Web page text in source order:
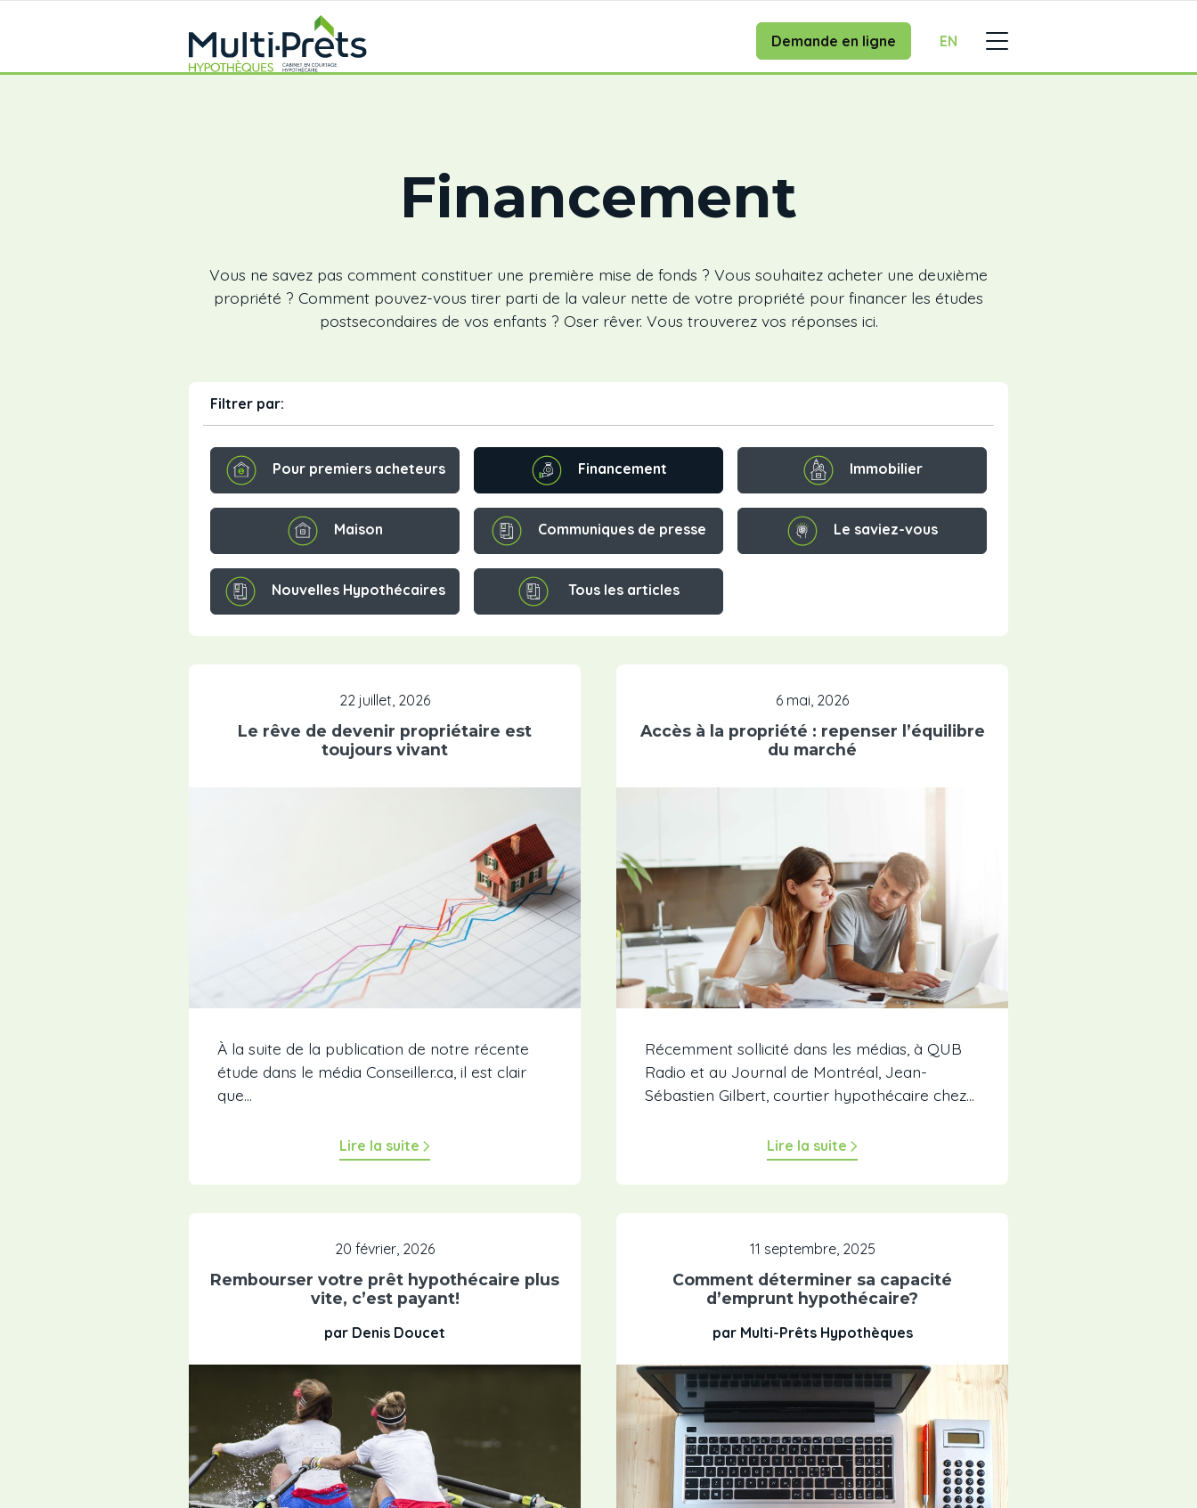
Demande en ligne EN
Financement
Vous ne savez pas comment constituer une première mise de fonds ? Vous souhaitez acheter une deuxième
propriété ? Comment pouvez-vous tirer parti de la valeur nette de votre propriété pour financer les études
postsecondaires de vos enfants ? Oser rêver. Vous trouverez vos réponses ici.
Filtrer par:
Pour premiers acheteurs Financement Immobilier
Maison Communiques de presse Le saviez-vous
Nouvelles Hypothécaires Tous les articles
22 juillet, 2026
Le rêve de devenir propriétaire est
toujours vivant
À la suite de la publication de notre récente
étude dans le média Conseiller.ca, il est clair
que...
Lire la suite
6 mai, 2026
Accès à la propriété : repenser l’équilibre
du marché
Récemment sollicité dans les médias, à QUB
Radio et au Journal de Montréal, Jean-
Sébastien Gilbert, courtier hypothécaire chez...
Lire la suite
20 février, 2026
Rembourser votre prêt hypothécaire plus
vite, c’est payant!
par Denis Doucet
11 septembre, 2025
Comment déterminer sa capacité
d’emprunt hypothécaire?
par Multi-Prêts Hypothèques